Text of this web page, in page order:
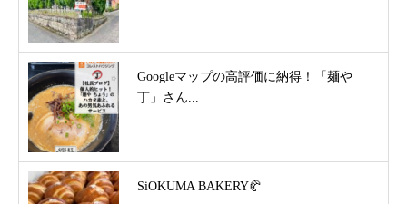
Googleマップの高評価に納得！「麺や
丁」さん...
SiOKUMA BAKERY🥐